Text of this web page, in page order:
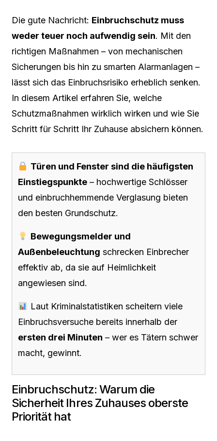
Die gute Nachricht: Einbruchschutz muss
weder teuer noch aufwendig sein. Mit den
richtigen Maßnahmen – von mechanischen
Sicherungen bis hin zu smarten Alarmanlagen –
lässt sich das Einbruchsrisiko erheblich senken.
In diesem Artikel erfahren Sie, welche
Schutzmaßnahmen wirklich wirken und wie Sie
Schritt für Schritt Ihr Zuhause absichern können.
Türen und Fenster sind die häufigsten
Einstiegspunkte – hochwertige Schlösser
und einbruchhemmende Verglasung bieten
den besten Grundschutz.
Bewegungsmelder und
Außenbeleuchtung schrecken Einbrecher
effektiv ab, da sie auf Heimlichkeit
angewiesen sind.
Laut Kriminalstatistiken scheitern viele
Einbruchsversuche bereits innerhalb der
ersten drei Minuten – wer es Tätern schwer
macht, gewinnt.
Einbruchschutz: Warum die
Sicherheit Ihres Zuhauses oberste
Priorität hat